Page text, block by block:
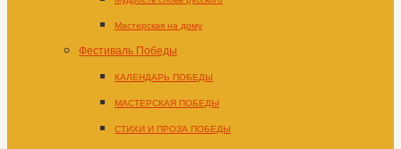
Мастерская на дому
Фестиваль Победы
КАЛЕНДАРЬ ПОБЕДЫ
МАСТЕРСКАЯ ПОБЕДЫ
СТИХИ И ПРОЗА ПОБЕДЫ